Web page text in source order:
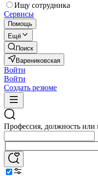
Ищу сотрудника
Сервисы
Помощь
Ещё
Поиск
Варениковская
Войти
Войти
Создать резюме
Профессия, должность или